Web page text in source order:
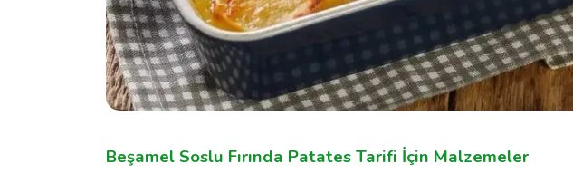
Beşamel Soslu Fırında Patates Tarifi İçin Malzemeler